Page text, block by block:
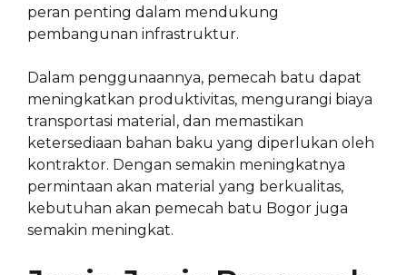
peran penting dalam mendukung
pembangunan infrastruktur.
Dalam penggunaannya, pemecah batu dapat
meningkatkan produktivitas, mengurangi biaya
transportasi material, dan memastikan
ketersediaan bahan baku yang diperlukan oleh
kontraktor. Dengan semakin meningkatnya
permintaan akan material yang berkualitas,
kebutuhan akan pemecah batu Bogor juga
semakin meningkat.